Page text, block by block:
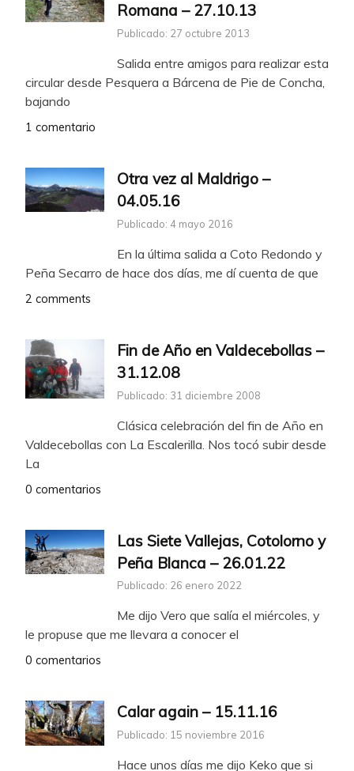
Romana – 27.10.13
Publicado: 27 octubre 2013
Salida entre amigos para realizar esta
circular desde Pesquera a Bárcena de Pie de Concha,
bajando
1 comentario
Otra vez al Maldrigo –
04.05.16
Publicado: 4 mayo 2016
En la última salida a Coto Redondo y
Peña Secarro de hace dos días, me dí cuenta de que
2 comments
Fin de Año en Valdecebollas –
31.12.08
Publicado: 31 diciembre 2008
Clásica celebración del fin de Año en
Valdecebollas con La Escalerilla. Nos tocó subir desde
La
0 comentarios
Las Siete Vallejas, Cotolorno y
Peña Blanca – 26.01.22
Publicado: 26 enero 2022
Me dijo Vero que salía el miércoles, y
le propuse que me llevara a conocer el
0 comentarios
Calar again – 15.11.16
Publicado: 15 noviembre 2016
Hace unos días me dijo Keko que si